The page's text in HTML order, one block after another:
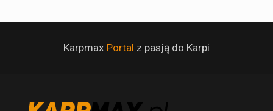
Karpmax Portal z pasją do Karpi